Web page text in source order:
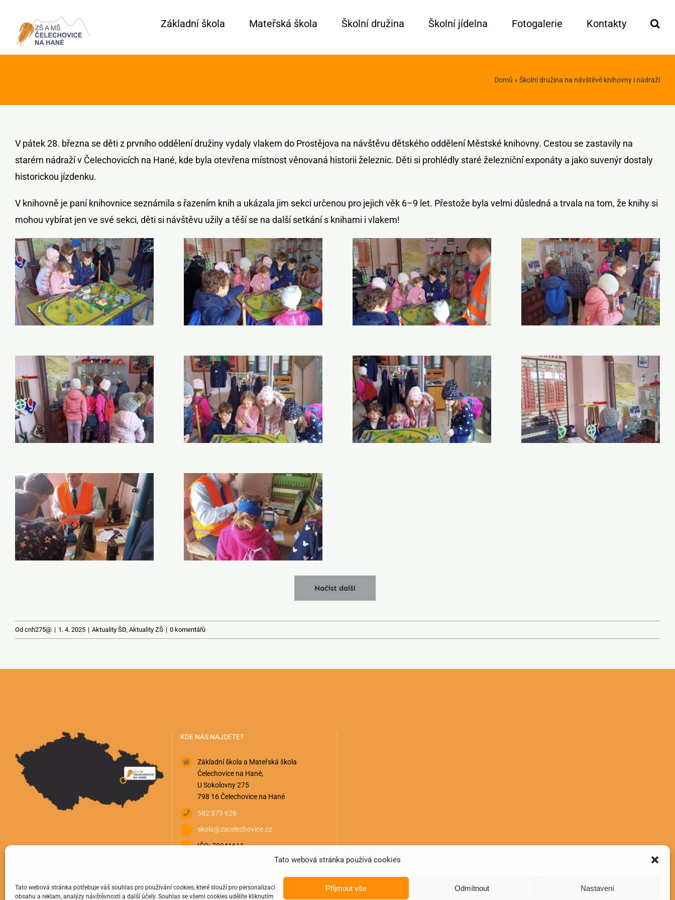
Tato webová stránka používá cookies
Tato webová stránka potřebuje váš souhlas pro používání cookies, které slouží pro personalizaci
obsahu a reklam, analýzy návštěvnosti a další účely. Souhlas se všemi cookies udělíte kliknutím
Přijmout vše Odmítnout Nastavení
obsah
Základní škola Mateřská škola Školní družina Školní jídelna Fotogalerie Kontakty
Domů » Školní družina na návštěvě knihovny i nádraží
V pátek 28. března se děti z prvního oddělení družiny vydaly vlakem do Prostějova na návštěvu dětského oddělení Městské knihovny. Cestou se zastavily na
starém nádraží v Čelechovicích na Hané, kde byla otevřena místnost věnovaná historii železnic. Děti si prohlédly staré železniční exponáty a jako suvenýr dostaly
historickou jízdenku.
V knihovně je paní knihovnice seznámila s řazením knih a ukázala jim sekci určenou pro jejich věk 6–9 let. Přestože byla velmi důsledná a trvala na tom, že knihy si
mohou vybírat jen ve své sekci, děti si návštěvu užily a těší se na další setkání s knihami i vlakem!
Načíst další
Od cnh275@ | 1. 4. 2025 | Aktuality ŠD Aktuality ZŠ | 0 komentářů
KDE NÁS NAJDETE?
Základní škola a Mateřská škola
Čelechovice na Hané,
U Sokolovny 275
798 16 Čelechovice na Hané
582 373 626
skola@zscelechovice.cz
IČO: 70941611